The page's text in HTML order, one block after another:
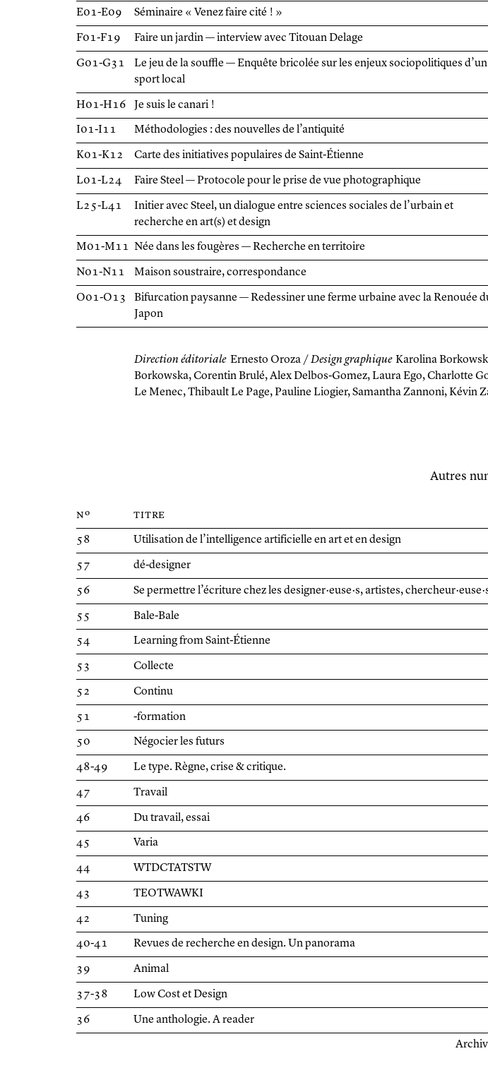
E01-E09 Séminaire « Venez faire cité ! »
F01-F19 Faire un jardin — interview avec Titouan Delage
G01-G31
Le jeu de la souffle — Enquête bricolée sur les enjeux sociopolitiques d’un
sport local
H01-H16 Je suis le canari !
I01-I11 Méthodologies : des nouvelles de l’antiquité
K01-K12 Carte des initiatives populaires de Saint-Étienne
L01-L24 Faire Steel — Protocole pour le prise de vue photographique
L25-L41
Initier avec Steel, un dialogue entre sciences sociales de l’urbain et
recherche en art(s) et design
M01-M11 Née dans les fougères — Recherche en territoire
N01-N11 Maison soustraire, correspondance
O01-O13
Bifurcation paysanne — Redessiner une ferme urbaine avec la Renouée
Japon
Direction éditoriale Ernesto Oroza / Design graphique Karolina
Borkowska, Corentin Brulé, Alex Delbos-Gomez, Laura Ego, Charlotte
Le Menec, Thibault Le Page, Pauline Liogier, Samantha Zannoni, Kévin
Autres
nº titre
58 Utilisation de l’intelligence artificielle en art et en design
57 dé-designer
56 Se permettre l’écriture chez les designer·euse·s, artistes,
55 Bale-Bale
54 Learning from Saint-Étienne
53 Collecte
52 Continu
51 -formation
50 Négocier les futurs
48-49 Le type. Règne, crise & critique.
47 Travail
46 Du travail, essai
45 Varia
44 WTDCTATSTW
43 TEOTWAWKI
42 Tuning
40-41 Revues de recherche en design. Un panorama
39 Animal
37-38 Low Cost et Design
36 Une anthologie. A reader